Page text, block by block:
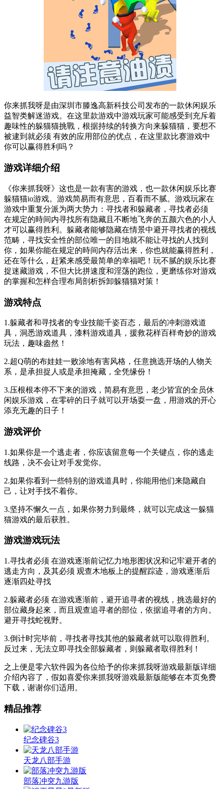
你来抓我呀是由深圳市滕逸高新科技公司发布的一款休闲娱乐
益智类解迷游戏。在这里款游戏中游戏玩家可能感受到充斥着
趣味性的躲猫猫挑戰，根据持续的转换方向来躲猫猫，要想不
被逮到就必须 有效的应用部位的优点，在这里款比赛游戏中
你可以赢得胜利吗？
游戏详细介绍
《你来抓我呀》这也是一款有害的游戏，也一款休闲娱乐比赛
躲猫猫io游戏。游戏简易而有意思，百看而不腻。游戏玩家在
游戏中重复分派为两大势力：寻找者和躲藏者，寻找者必须
在规定的時间内寻找所有隐藏且不断地飞奔的五颜六色的小人
才可以赢得胜利。躲藏者能够隐藏在情景中避开寻找者的视线
范畴，寻找安全性的部位唯一的目地就不能让寻找的人找到
你，如果你能在规定的時间内存活出来，你也就能赢得胜利，
还在等什么，赶紧来感受最简单的幸福吧！玩不腻的娱乐比赛
捉迷藏游戏，不但大比拼速度和淫荡的跑位，更磨练你对游戏
的掌握和怎样合理布局剖析拆卸躲猫猫对策！
游戏特点
1.躲藏者和寻找者的专业技能千姿百态，最后的冲刺游戏道
具，洞悉游戏道具，漆料游戏道具，援救花样百样奇妙的游戏
玩法，趣味盎然！
2.超Q萌的布娃娃一败涂地有害风格，任意挑选开场的人物关
系，是承担捉人或是承担掩藏，全凭缘份！
3.压根根本停不下来的游戏，简易有意思，老少皆宜的全员休
闲娱乐游戏，在零碎的日子就可以开场耍一盘，用游戏的开心
添充无趣的日子！
游戏评价
1.如果你是一个逃走者，你应该留意每一个关键点，你的逃走
线路，决不会让对手发觉你。
2.如果你看到一些特别的游戏道具时，你能用他们来隐藏自
己，让对手找不着你。
3.坚持不懈久一点，如果你努力到最终，就可以完成这一躲猫
猫游戏的最后获胜。
游戏游戏玩法
1.寻找者必须 在游戏逐渐前记忆力地形图状况和记牢避开者的
逃走方向，及其必须 观查木地板上的提醒踪迹，游戏逐渐后
逐渐四处寻找
2.躲藏者必须 在游戏逐渐前，避开追寻者的视线，挑选最好的
部位藏身起來，而且观查追寻者的部位，依据追寻者的方向。
避开寻找蛇视野。
3.倒计时完毕前，寻找者寻找其他的躲藏者就可以取得胜利。
反过来，无法立即寻找全部躲藏者，则躲藏者取得胜利！
之上便是零六软件园为各位给予的你来抓我呀游戏最新版详细
介绍內容了，假如喜爱你来抓我呀游戏最新版能够在本页免费
下载，谢谢你们适用。
精品推荐
纪念碑谷3
天龙八部手游
部落冲突九游版